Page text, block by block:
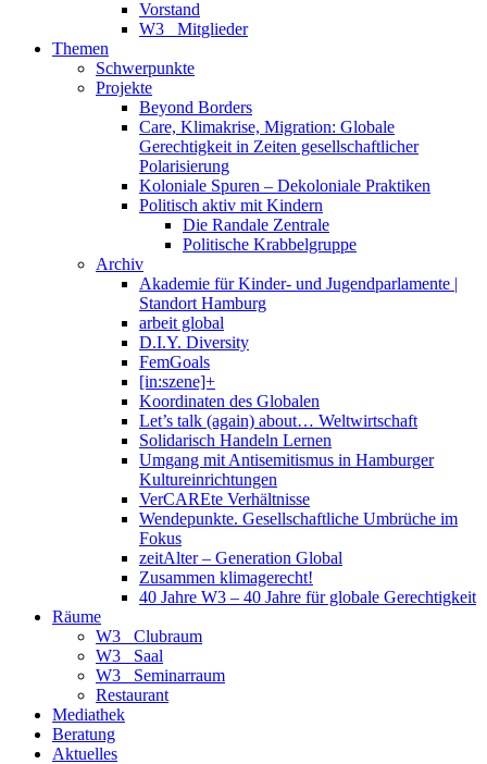
Vorstand
W3_ Mitglieder
Themen
Schwerpunkte
Projekte
Beyond Borders
Care, Klimakrise, Migration: Globale
Gerechtigkeit in Zeiten gesellschaftlicher
Polarisierung
Koloniale Spuren – Dekoloniale Praktiken
Politisch aktiv mit Kindern
Die Randale Zentrale
Politische Krabbelgruppe
Archiv
Akademie für Kinder- und Jugendparlamente |
Standort Hamburg
arbeit global
D.I.Y. Diversity
FemGoals
[in:szene]+
Koordinaten des Globalen
Let’s talk (again) about… Weltwirtschaft
Solidarisch Handeln Lernen
Umgang mit Antisemitismus in Hamburger
Kultureinrichtungen
VerCAREte Verhältnisse
Wendepunkte. Gesellschaftliche Umbrüche im
Fokus
zeitAlter – Generation Global
Zusammen klimagerecht!
40 Jahre W3 – 40 Jahre für globale Gerechtigkeit
Räume
W3_ Clubraum
W3_ Saal
W3_ Seminarraum
Restaurant
Mediathek
Beratung
Aktuelles